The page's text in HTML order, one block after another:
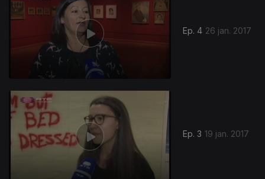
Ep. 4 26 jan. 2017
Ep. 3 19 jan. 2017